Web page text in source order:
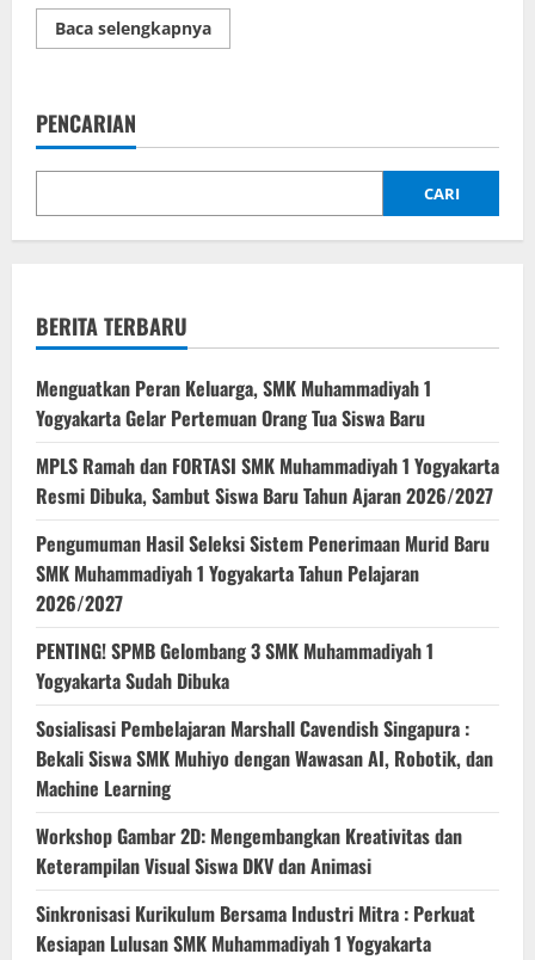
Baca selengkapnyaRead
more
Singapura
Bekali
SMK
dengan
Learning
PENCARIAN
CARI
BERITA TERBARU
Menguatkan Peran Keluarga, SMK Muhammadiyah 1
Yogyakarta Gelar Pertemuan Orang Tua Siswa Baru
MPLS Ramah dan FORTASI SMK Muhammadiyah 1 Yogyakarta
Resmi Dibuka, Sambut Siswa Baru Tahun Ajaran 2026/2027
Pengumuman Hasil Seleksi Sistem Penerimaan Murid Baru
SMK Muhammadiyah 1 Yogyakarta Tahun Pelajaran
2026/2027
PENTING! SPMB Gelombang 3 SMK Muhammadiyah 1
Yogyakarta Sudah Dibuka
Sosialisasi Pembelajaran Marshall Cavendish Singapura :
Bekali Siswa SMK Muhiyo dengan Wawasan AI, Robotik, dan
Machine Learning
Workshop Gambar 2D: Mengembangkan Kreativitas dan
Keterampilan Visual Siswa DKV dan Animasi
Sinkronisasi Kurikulum Bersama Industri Mitra : Perkuat
Kesiapan Lulusan SMK Muhammadiyah 1 Yogyakarta